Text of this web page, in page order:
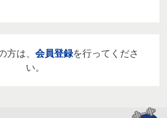
方は、 会員登録を行ってくださ
い。